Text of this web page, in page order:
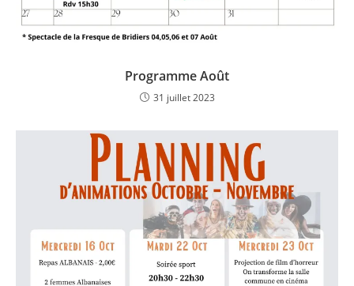
Programme Août
31 juillet 2023